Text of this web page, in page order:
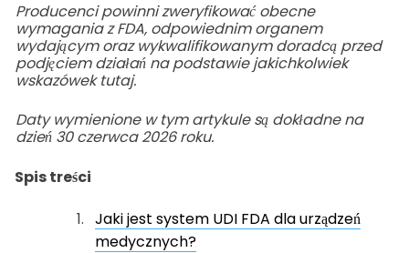
Producenci powinni zweryfikować obecne
wymagania z FDA, odpowiednim organem
wydającym oraz wykwalifikowanym doradcą przed
podjęciem działań na podstawie jakichkolwiek
wskazówek tutaj.
Daty wymienione w tym artykule są dokładne na
dzień 30 czerwca 2026 roku.
Spis treści
Jaki jest system UDI FDA dla urządzeń
medycznych?